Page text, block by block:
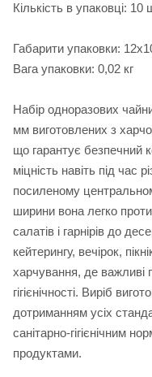
Кількість в упаковці: 10
Габарити упаковки:
Вага упаковки: 0,02 кг
Набір одноразових
мм виготовлених з
що гарантує безпечний
міцність навіть під час
посиленому
ширини вона легко
салатів і гарнірів до
кейтерингу, вечірок,
харчування, де важливі
гігієнічності. Виріб
дотриманням усіх
санітарно‑гігієнічним
продуктами.